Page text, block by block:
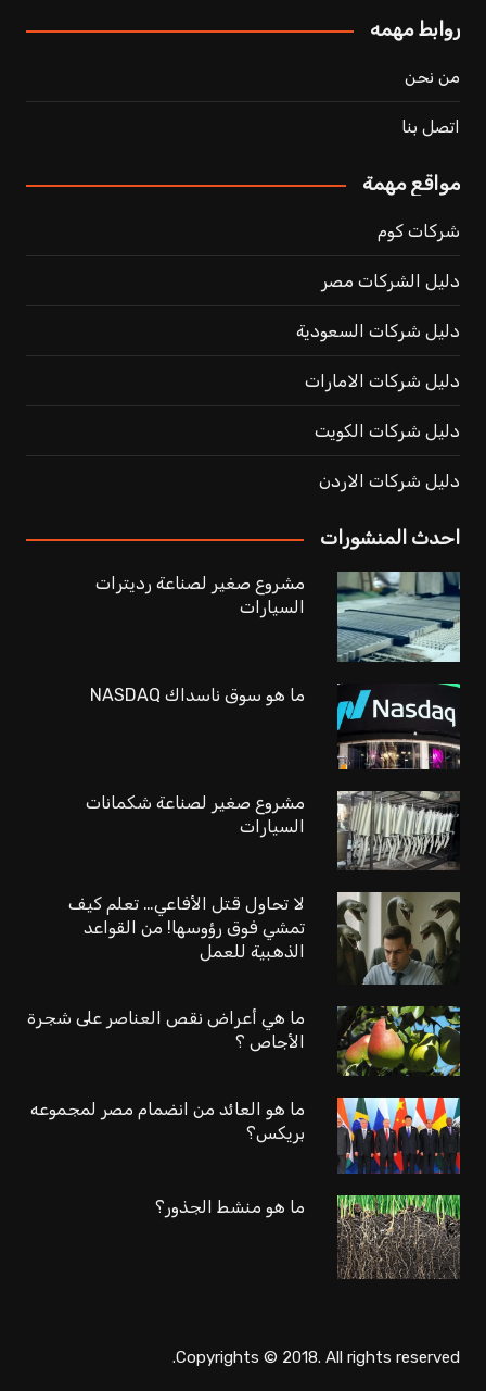
روابط مهمه
من نحن
اتصل بنا
مواقع مهمة
شركات كوم
دليل الشركات مصر
دليل شركات السعودية
دليل شركات الامارات
دليل شركات الكويت
دليل شركات الاردن
احدث المنشورات
مشروع صغير لصناعة رديترات
السيارات
ما هو سوق ناسداك NASDAQ
مشروع صغير لصناعة شكمانات
السيارات
لا تحاول قتل الأفاعي… تعلم كيف
تمشي فوق رؤوسها! من القواعد
الذهبية للعمل
ما هي أعراض نقص العناصر على شجرة
الأجاص ؟
ما هو العائد من انضمام مصر لمجموعه
بريكس؟
ما هو منشط الجذور؟
Copyrights © 2018. All rights reserved.